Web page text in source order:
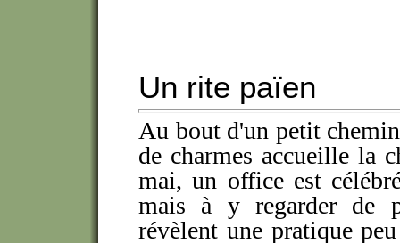
Un rite païen
Au bout d'un petit
de charmes accueille la
mai, un office est
mais à y regarder de
révèlent une pratique